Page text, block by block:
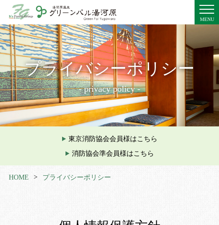
MENU
プライバシーポリシー
- privacy policy -
トップページ 施設の魅力
お料理 温泉
客室 館内施設
周辺観光 交通アクセス
プライバシーポリシー
湯めぐり手帖 新着情報
東京消防協会会員様はこちら
消防協会準会員様はこちら
HOME プライバシーポリシー